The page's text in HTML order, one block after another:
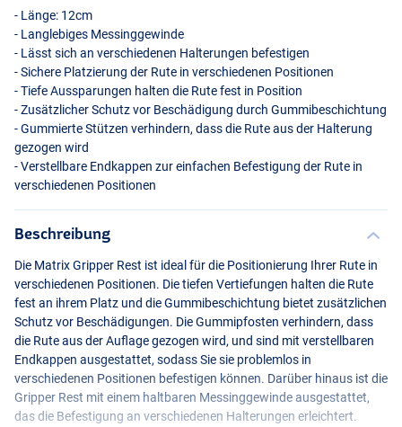
- Länge: 12cm
- Langlebiges Messinggewinde
- Lässt sich an verschiedenen Halterungen befestigen
- Sichere Platzierung der Rute in verschiedenen Positionen
- Tiefe Aussparungen halten die Rute fest in Position
- Zusätzlicher Schutz vor Beschädigung durch Gummibeschichtung
- Gummierte Stützen verhindern, dass die Rute aus der Halterung
gezogen wird
- Verstellbare Endkappen zur einfachen Befestigung der Rute in
verschiedenen Positionen
Beschreibung
Die Matrix Gripper Rest ist ideal für die Positionierung Ihrer Rute in
verschiedenen Positionen. Die tiefen Vertiefungen halten die Rute
fest an ihrem Platz und die Gummibeschichtung bietet zusätzlichen
Schutz vor Beschädigungen. Die Gummipfosten verhindern, dass
die Rute aus der Auflage gezogen wird, und sind mit verstellbaren
Endkappen ausgestattet, sodass Sie sie problemlos in
verschiedenen Positionen befestigen können. Darüber hinaus ist die
Gripper Rest mit einem haltbaren Messinggewinde ausgestattet,
das die Befestigung an verschiedenen Halterungen erleichtert.